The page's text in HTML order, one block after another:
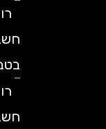
רואה
חשבון
בטבריה
רואה
חשבון